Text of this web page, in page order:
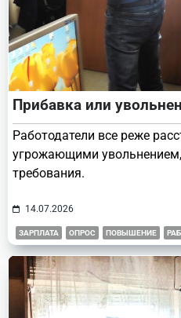
Прибавка или
Работодатели все реже
угрожающими
требования.
14.07.2026
ЗАРПЛАТА ОПРОС ПОВЫШЕНИЕ